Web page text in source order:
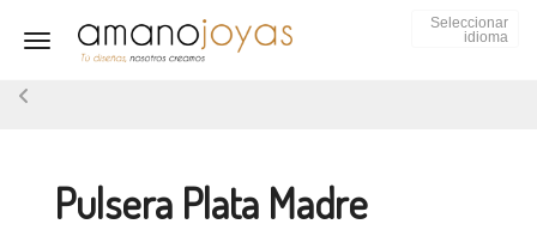
Seleccionar
idioma
Toggle navigation
Pulsera Plata Madre